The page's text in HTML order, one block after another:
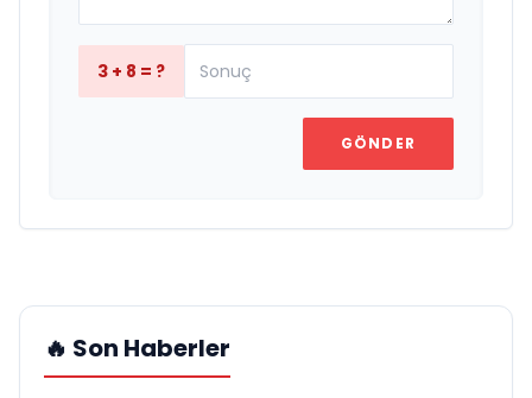
3 + 8 = ?
GÖNDER
🔥 Son Haberler